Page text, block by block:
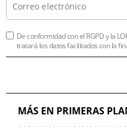
De conformidad con el RGPD y la
tratará los datos facilitados con la
MÁS EN PRIMERAS